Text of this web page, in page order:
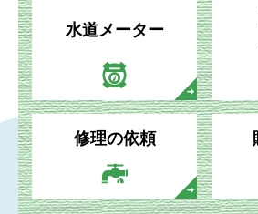
水道メーター
修理の依頼